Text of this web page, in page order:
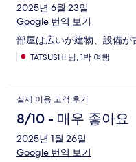
2025년 6월 23일
Google 번역 보기
部屋は広いが建物、設備が
TATSUSHI 님, 1박 여행
실제 이용 고객 후기
8/10 - 매우 좋아요
2025년 1월 26일
Google 번역 보기